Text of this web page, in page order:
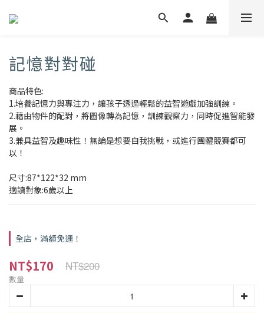
記憶對對碰
商品特色:
1.培養記憶力與專注力，讓孩子透過輕鬆的益智遊戲加強訓練。
2.藉由物件的配對，將圖像轉為記憶，訓練觀察力，同時促進智能發
展。
3.兼具益智及趣味性！無論是想要自我挑戰，或進行團體競賽都可
以！
尺寸:87*122*32 mm
適讀對象:6歲以上
全店，滿額免運！
NT$170 NT$200
數量